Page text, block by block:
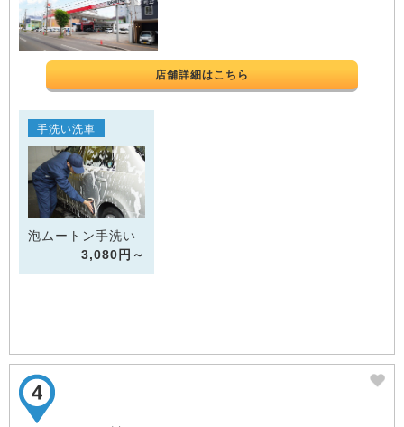
店舗詳細はこちら
手洗い洗車
泡ムートン手洗い
3,080円～